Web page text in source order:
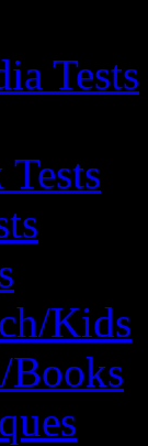
Tests
Kids
Books